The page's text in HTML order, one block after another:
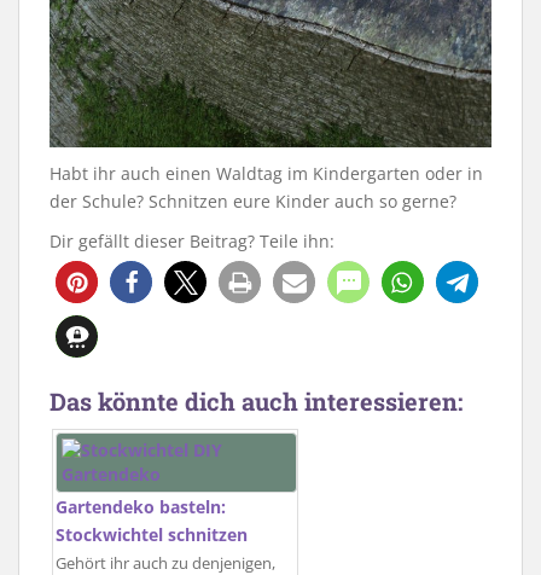
Habt ihr auch einen Waldtag im Kindergarten oder in
der Schule? Schnitzen eure Kinder auch so gerne?
Dir gefällt dieser Beitrag? Teile ihn:
1554
Das könnte dich auch interessieren:
Gartendeko basteln:
Stockwichtel schnitzen
Gehört ihr auch zu denjenigen,